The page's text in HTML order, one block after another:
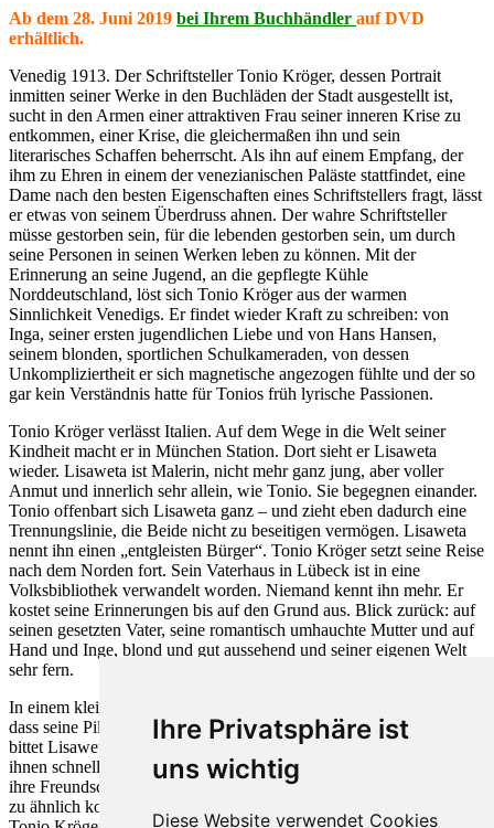
Ihre Privatsphäre ist
uns wichtig
Diese Website verwendet Cookies
Ab dem 28. Juni 2019 bei Ihrem Buchhändler auf DVD
erhältlich.
Venedig 1913. Der Schriftsteller Tonio Kröger, dessen Portrait
inmitten seiner Werke in den Buchläden der Stadt ausgestellt ist,
sucht in den Armen einer attraktiven Frau seiner inneren Krise zu
entkommen, einer Krise, die gleichermaßen ihn und sein
literarisches Schaffen beherrscht. Als ihn auf einem Empfang, der
ihm zu Ehren in einem der venezianischen Paläste stattfindet, eine
Dame nach den besten Eigenschaften eines Schriftstellers fragt, lässt
er etwas von seinem Überdruss ahnen. Der wahre Schriftsteller
müsse gestorben sein, für die lebenden gestorben sein, um durch
seine Personen in seinen Werken leben zu können. Mit der
Erinnerung an seine Jugend, an die gepflegte Kühle
Norddeutschland, löst sich Tonio Kröger aus der warmen
Sinnlichkeit Venedigs. Er findet wieder Kraft zu schreiben: von
Inga, seiner ersten jugendlichen Liebe und von Hans Hansen,
seinem blonden, sportlichen Schulkameraden, von dessen
Unkompliziertheit er sich magnetische angezogen fühlte und der so
gar kein Verständnis hatte für Tonios früh lyrische Passionen.
Tonio Kröger verlässt Italien. Auf dem Wege in die Welt seiner
Kindheit macht er in München Station. Dort sieht er Lisaweta
wieder. Lisaweta ist Malerin, nicht mehr ganz jung, aber voller
Anmut und innerlich sehr allein, wie Tonio. Sie begegnen einander.
Tonio offenbart sich Lisaweta ganz – und zieht eben dadurch eine
Trennungslinie, die Beide nicht zu beseitigen vermögen. Lisaweta
nennt ihn einen „entgleisten Bürger“. Tonio Kröger setzt seine Reise
nach dem Norden fort. Sein Vaterhaus in Lübeck ist in eine
Volksbibliothek verwandelt worden. Niemand kennt ihn mehr. Er
kostet seine Erinnerungen bis auf den Grund aus. Blick zurück: auf
seinen gesetzten Vater, seine romantisch umhauchte Mutter und auf
Hand und Inge, blond und gut aussehend und seiner eigenen Welt
sehr fern.
In einem kleinen dänischen Hotel am Meer wird Tonio Kröger klar,
dass seine Pilgerfahrt an die Stätte seiner Jugend missglückt ist. Er
bittet Lisaweta zu ihm zu kommen. Als sie sich wieder sehen, wird
ihnen schnell deutlich, dass es ihnen auch jetzt nicht gelingen wird,
ihre Freundschaft in Liebe zu verwandeln. Sie sind sich zu ähnlich,
zu ähnlich kompliziert.